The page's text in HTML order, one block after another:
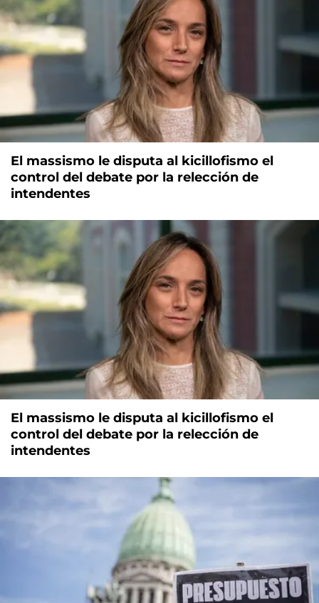
El massismo le disputa al kicillofismo el
control del debate por la relección de
intendentes
El massismo le disputa al kicillofismo el
control del debate por la relección de
intendentes